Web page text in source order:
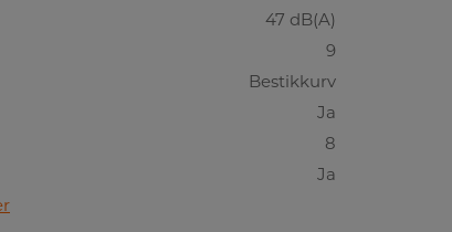
47 dB(A)
9
Bestikkurv
Ja
8
Ja